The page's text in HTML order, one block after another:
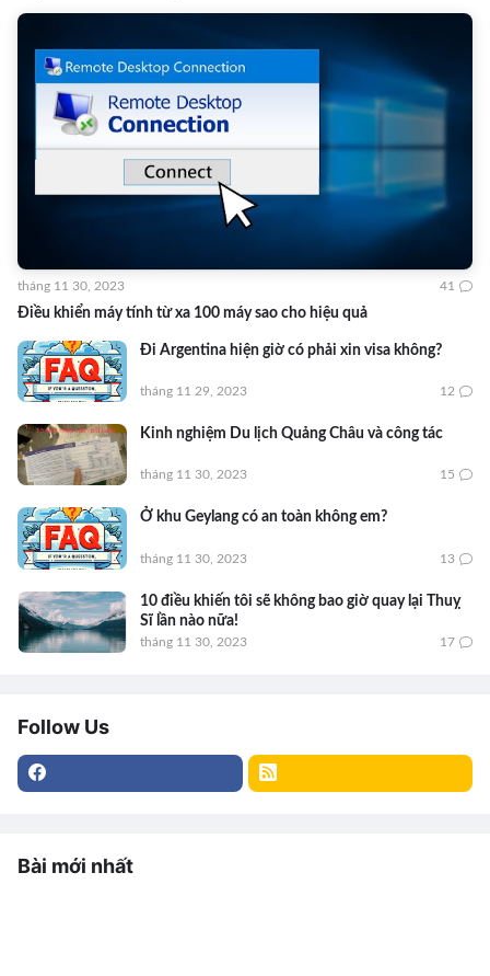
Điều khiển máy tính từ xa 100 máy sao cho hiệu quả
tháng 11 30, 2023 41
Đi Argentina hiện giờ có phải xin visa không?
tháng 11 29, 2023 12
Kinh nghiệm Du lịch Quảng Châu và công tác
tháng 11 30, 2023 15
Ở khu Geylang có an toàn không em?
tháng 11 30, 2023 13
10 điều khiến tôi sẽ không bao giờ quay lại Thuỵ
Sĩ lần nào nữa!
tháng 11 30, 2023 17
Follow Us
Bài mới nhất